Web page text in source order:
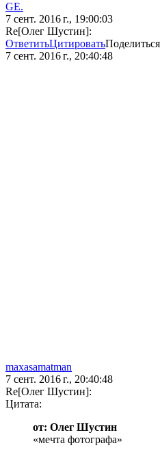
GE.
7 сент. 2016 г., 19:00:03
Re[Олег Шустин]:
ОтветитьЦитироватьПоделиться
7 сент. 2016 г., 20:40:48
maxasamatman
7 сент. 2016 г., 20:40:48
Re[Олег Шустин]:
Цитата:
от: Олег Шустин
«мечта фотографа»